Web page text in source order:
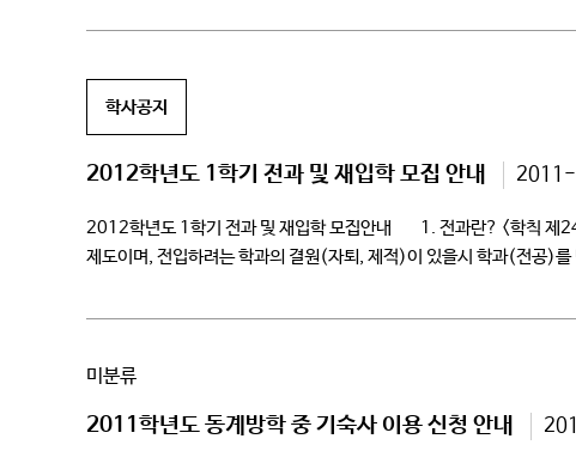
학사공지
2012학년도 1학기 전과 및 재입학 모집 안내
2012학년도 1학기 전과 및 재입학 모집안내 1. 전과란? <학칙 제24
제도이며, 전입하려는 학과의 결원(자퇴, 제적)이 있을시 학과(전공)
미분류
2011학년도 동계방학 중 기숙사 이용 신청 안내